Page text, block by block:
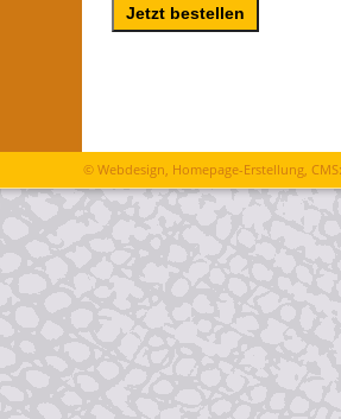
© Webdesign, Homepage-Erstellung,